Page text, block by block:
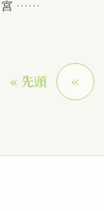
宮 ……
« 先頭 «